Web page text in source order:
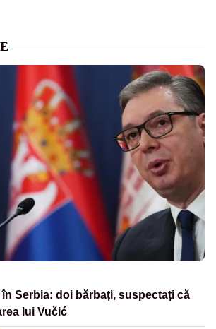
Serbia: doi bărbați, suspectați că
lui Vučić